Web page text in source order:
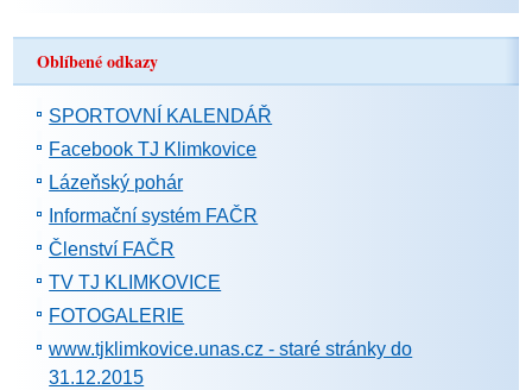
Oblíbené odkazy
SPORTOVNÍ KALENDÁŘ
Facebook TJ Klimkovice
Lázeňský pohár
Informační systém FAČR
Členství FAČR
TV TJ KLIMKOVICE
FOTOGALERIE
www.tjklimkovice.unas.cz - staré stránky do
31.12.2015